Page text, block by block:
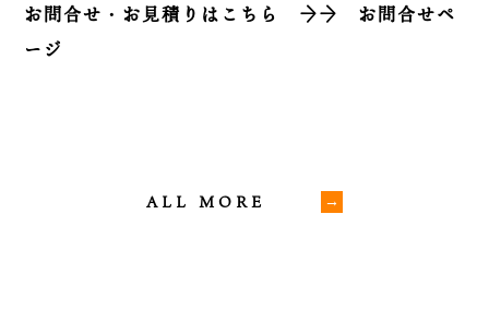
お問合せ・お見積りはこちら
→→ お問合せペ
ージ
ALL MORE